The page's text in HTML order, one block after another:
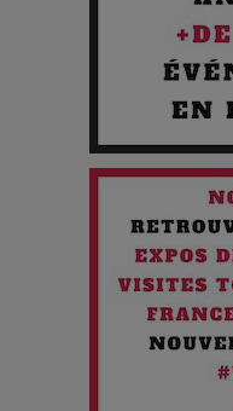
Les 3 meilleures
Quand l'Opéra
Paradoxe qui Chante le
Chien 51 - Quand l’IA
futur troublant
Maïra Kerey, la “voix
ans de carrière à la Salle